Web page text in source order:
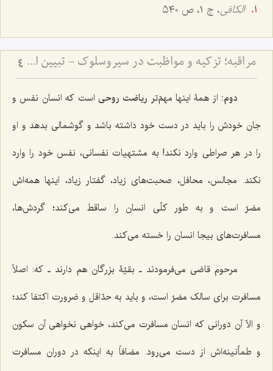
الکافی، ج ١، ص ٥٤٠
مراقبه؛ تزكیه و مواظبت در سیروسلوك - تبیین اصول مهم سیروسلوک از منظر علامه طهرانی 4
دوم: از همۀ اینها مهمّ‌تر ریاضت روحی است که انسان نفس و
جان خودش را باید در دست خود داشته باشد و گوشمالی بدهد و او
را در هر صراطی وارد نکند! به مشتهیات نفسانی، نفس خود را وارد
نکند. مجالس، محافل، صحبت‌های زیاد، گفتار زیاد، اینها همه‌اش
مضرّ است و به طور کلّی انسان را ساقط می‌کند؛ گردش‌ها،
مسافرت‌های بیجا انسان را خسته می‌کند.
مرحوم قاضی می‌فرمودند ـ بقیّۀ بزرگان هم دارند ـ که: اصلاً
مسافرت برای سالک مضرّ است، و باید به حدّاقل و ضرورت اکتفا کند؛
و الاّ آن دورانی که انسان مسافرت می‌کند، خواهی نخواهی آن سکون
و طمأنینه‌اش از دست می‌رود. مضافاً به اینکه در دوران مسافرت